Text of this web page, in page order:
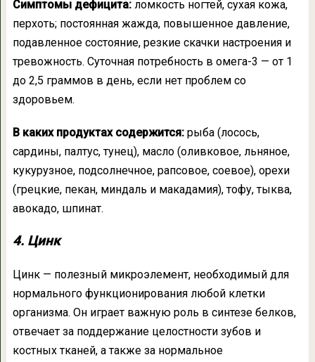
Симптомы дефицита:ломкость ногтей, сухая кожа,
перхоть; постоянная жажда, повышенное давление,
подавленное состояние, резкие скачки настроения и
тревожность. Суточная потребность в омега-3 — от 1
до 2,5 граммов в день, если нет проблем со
здоровьем.
В каких продуктах содержится:рыба (лосось,
сардины, палтус, тунец), масло (оливковое, льняное,
кукурузное, подсолнечное, рапсовое, соевое), орехи
(грецкие, пекан, миндаль и макадамия), тофу, тыква,
авокадо, шпинат.
4. Цинк
Цинк — полезный микроэлемент, необходимый для
нормального функционирования любой клетки
организма. Он играет важную роль в синтезе белков,
отвечает за поддержание целостности зубов и
костных тканей, а также за нормальное